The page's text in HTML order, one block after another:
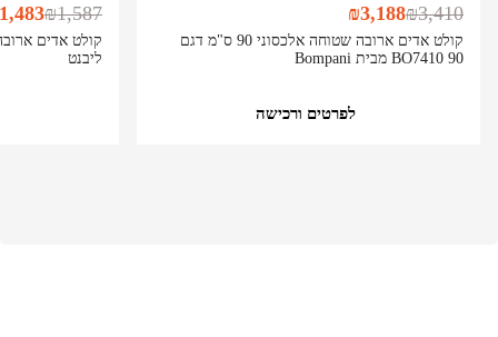
קולט אדים ארובה שטוחה אלכסוני 90 ס"מ דגם
BO7410 90 מבית Bompani
₪3,410
₪3,188
לפרטים ורכישה
ליבנט
₪1,587